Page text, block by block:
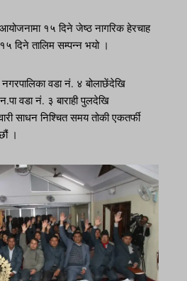
१५ दिने जेष्ठ नागरिक हेरचाह
दिने तालिम सम्पन्न भयो ।
वडा नं. ४ बोलाछेंदेखि
वडा नं. ३ बाराही पुलदेखि
साधन निश्चित समय तोकी एकतर्फी
।